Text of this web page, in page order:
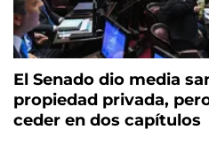
El Senado dio media
propiedad privada,
ceder en dos capítulos